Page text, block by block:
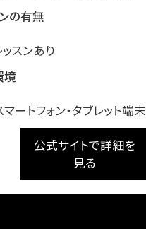
の有無
スンあり
境
マートフォン・タブレット端末
公式サイトで詳細を
見る